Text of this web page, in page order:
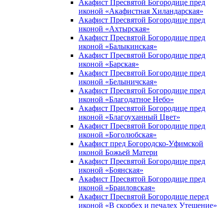
Акафист Пресвятой Богородице пред
иконой «Акафистная Хиландарская»
Акафист Пресвятой Богородице пред
иконой «Ахтырская»
Акафист Пресвятой Богородице пред
иконой «Балыкинская»
Акафист Пресвятой Богородице пред
иконой «Барская»
Акафист Пресвятой Богородице пред
иконой «Белыничская»
Акафист Пресвятой Богородице пред
иконой «Благодатное Небо»
Акафист Пресвятой Богородице пред
иконой «Благоуханный Цвет»
Акафист Пресвятой Богородице пред
иконой «Боголюбская»
Акафист пред Богородско-Уфимской
иконой Божьей Матери
Акафист Пресвятой Богородице пред
иконой «Боянская»
Акафист Пресвятой Богородице пред
иконой «Браиловская»
Акафист Пресвятой Богородице перед
иконой «В скорбех и печалех Утешение»